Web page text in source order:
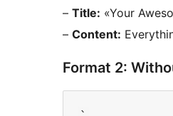
– Title: «Your
– Content:
Format 2: